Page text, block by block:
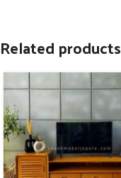
Related products